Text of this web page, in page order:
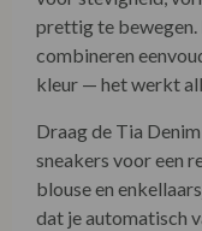
prettig te
combineren
kleur — het werkt
Draag de Tia
sneakers voor een
blouse en
dat je automatisch